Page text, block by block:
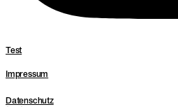
Test
Impressum
Datenschutz